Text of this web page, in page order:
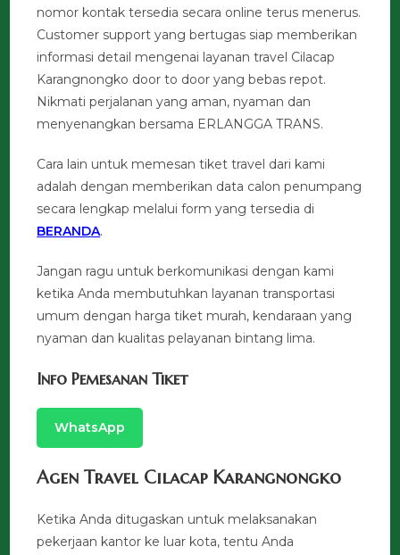
nomor kontak tersedia secara online terus menerus.
Customer support yang bertugas siap memberikan
informasi detail mengenai layanan travel Cilacap
Karangnongko door to door yang bebas repot.
Nikmati perjalanan yang aman, nyaman dan
menyenangkan bersama ERLANGGA TRANS.
Cara lain untuk memesan tiket travel dari kami
adalah dengan memberikan data calon penumpang
secara lengkap melalui form yang tersedia di
BERANDA.
Jangan ragu untuk berkomunikasi dengan kami
ketika Anda membutuhkan layanan transportasi
umum dengan harga tiket murah, kendaraan yang
nyaman dan kualitas pelayanan bintang lima.
Info Pemesanan Tiket
WhatsApp
Agen Travel Cilacap Karangnongko
Ketika Anda ditugaskan untuk melaksanakan
pekerjaan kantor ke luar kota, tentu Anda